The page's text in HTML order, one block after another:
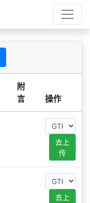
附
言
操作
去上
传
去上